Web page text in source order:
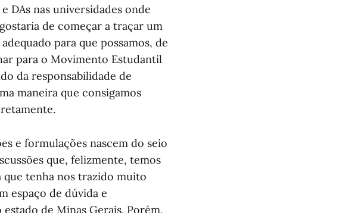
DAs nas universidades onde
de começar a traçar um
para que possamos, de
para o Movimento Estudantil
da responsabilidade de
maneira que consigamos
e formulações nascem do seio
que, felizmente, temos
tenha nos trazido muito
espaço de dúvida e
de Minas Gerais. Porém,